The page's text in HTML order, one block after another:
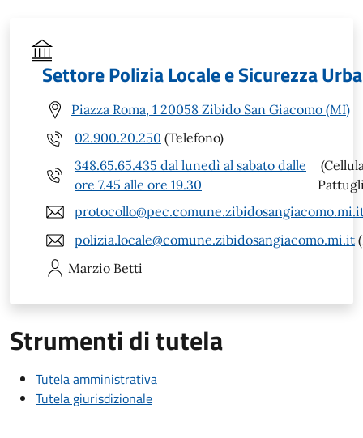
Settore Polizia Locale e Sicurezza
Piazza Roma, 1 20058 Zibido San Giacomo (MI)
02.900.20.250 (Telefono)
348.65.65.435 dal lunedì al sabato dalle
ore 7.45 alle ore 19.30
polizia.locale@comune.zibidosangiacomo.mi.it
Marzio Betti
Strumenti di tutela
Tutela amministrativa
Tutela giurisdizionale